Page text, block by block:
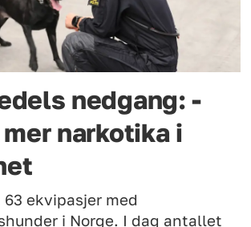
nedgang: -
narkotika i
63 ekvipasjer med
i Norge. I dag antallet